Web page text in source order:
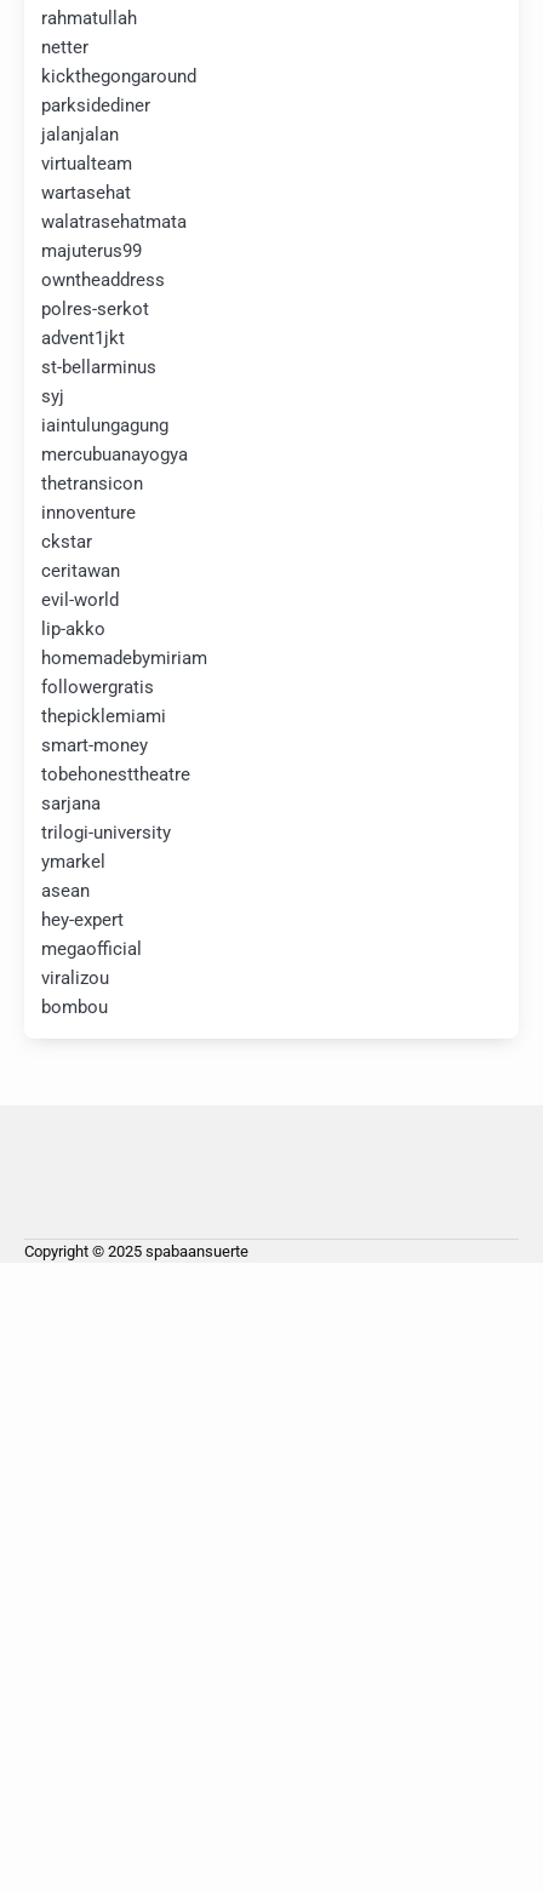
rahmatullah
netter
kickthegongaround
parksidediner
jalanjalan
virtualteam
wartasehat
walatrasehatmata
majuterus99
owntheaddress
polres-serkot
advent1jkt
st-bellarminus
syj
iaintulungagung
mercubuanayogya
thetransicon
innoventure
ckstar
ceritawan
evil-world
lip-akko
homemadebymiriam
followergratis
thepicklemiami
smart-money
tobehonesttheatre
sarjana
trilogi-university
ymarkel
asean
hey-expert
megaofficial
viralizou
bombou
Copyright © 2025 spabaansuerte